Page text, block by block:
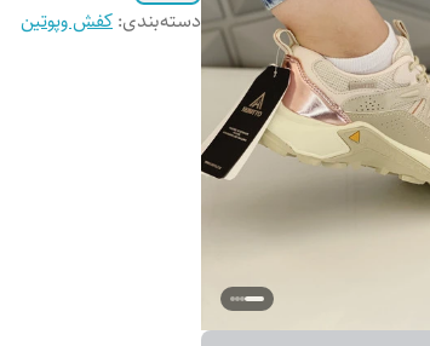
دسته‌بندی: کفش وپوتین